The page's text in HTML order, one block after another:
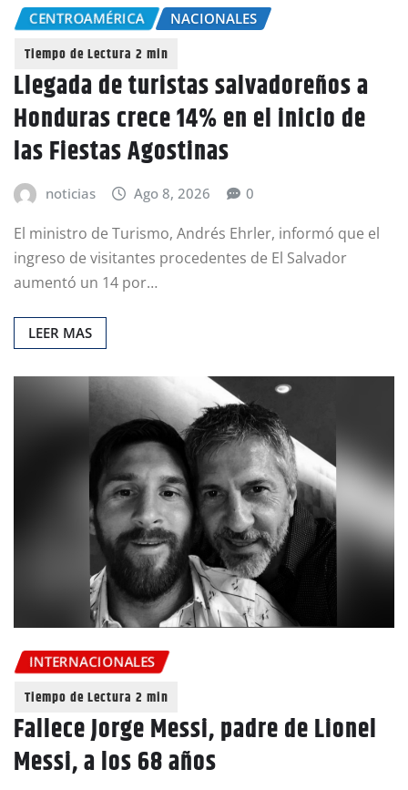
CENTROAMÉRICA NACIONALES
Llegada de turistas salvadoreños a
Honduras crece 14% en el inicio de
las Fiestas Agostinas
noticias Ago 8, 2026 0
El ministro de Turismo, Andrés Ehrler, informó que el
ingreso de visitantes procedentes de El Salvador
aumentó un 14 por…
LEER MAS
INTERNACIONALES
Fallece Jorge Messi, padre de Lionel
Messi, a los 68 años